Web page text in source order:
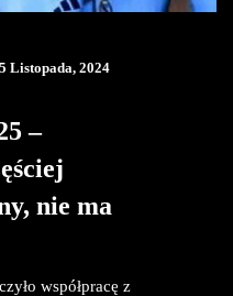
5 Listopada, 2024
–
nie ma
współpracę z